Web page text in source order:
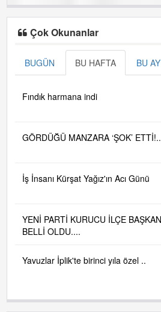
Çok Okunanlar
BUGÜN BU HAFTA BU AY
Fındık harmana indi
GÖRDÜĞÜ MANZARA ‘ŞOK’
İş İnsanı Kürşat Yağız'ın Acı Günü
YENİ PARTİ KURUCU İLÇE
BELLİ OLDU....
Yavuzlar İplik'te birinci yıla özel ..